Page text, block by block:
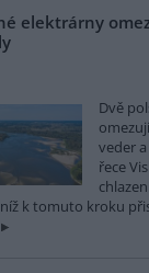
elektrárny
Dvě
veder
řece
k tomuto kroku